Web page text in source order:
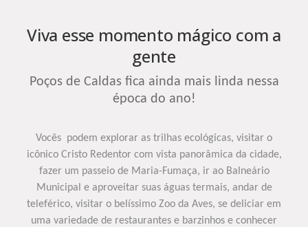
Viva esse momento mágico com a
gente
Poços de Caldas fica ainda mais linda nessa
época do ano!
Vocês podem explorar as trilhas ecológicas, visitar o
icônico Cristo Redentor com vista panorâmica da cidade,
fazer um passeio de Maria-Fumaça, ir ao Balneário
Municipal e aproveitar suas águas termais, andar de
teleférico, visitar o belíssimo Zoo da Aves, se deliciar em
uma variedade de restaurantes e barzinhos e conhecer